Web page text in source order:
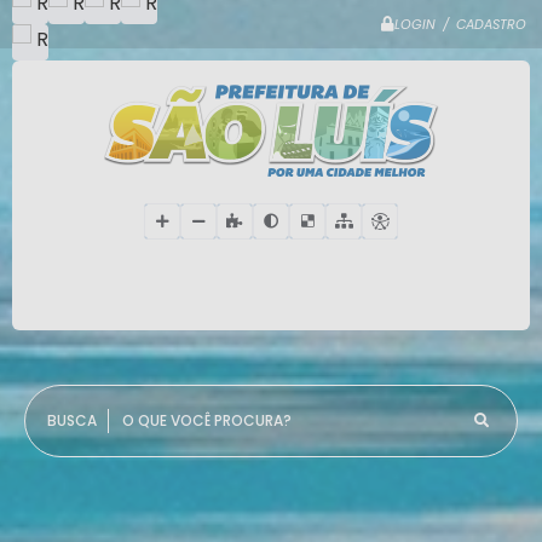
LOGIN / CADASTRO
O QUE VOCÊ PROCURA?